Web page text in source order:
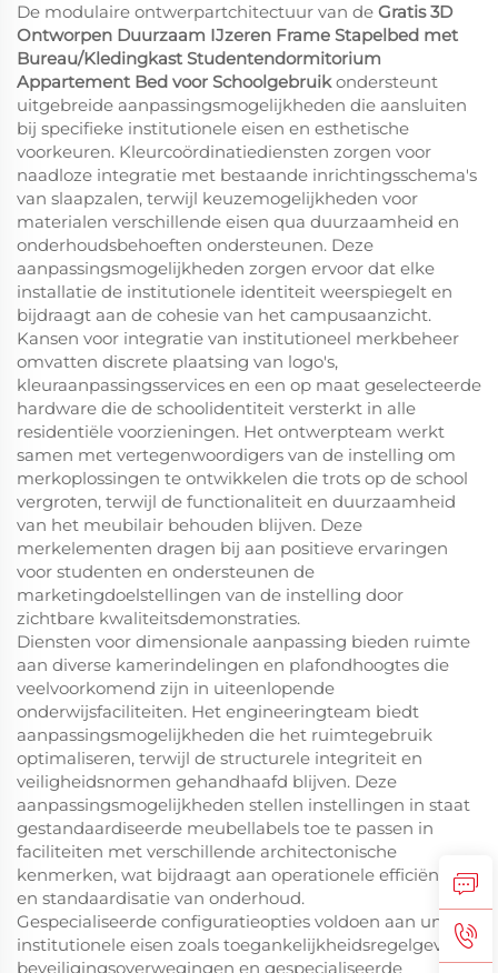
De modulaire ontwerpartchitectuur van de Gratis 3D
Ontworpen Duurzaam IJzeren Frame Stapelbed met
Bureau/Kledingkast Studentendormitorium
Appartement Bed voor Schoolgebruikondersteunt
uitgebreide aanpassingsmogelijkheden die aansluiten
bij specifieke institutionele eisen en esthetische
voorkeuren. Kleurcoördinatiediensten zorgen voor
naadloze integratie met bestaande inrichtingsschema's
van slaapzalen, terwijl keuzemogelijkheden voor
materialen verschillende eisen qua duurzaamheid en
onderhoudsbehoeften ondersteunen. Deze
aanpassingsmogelijkheden zorgen ervoor dat elke
installatie de institutionele identiteit weerspiegelt en
bijdraagt aan de cohesie van het campusaanzicht.
Kansen voor integratie van institutioneel merkbeheer
omvatten discrete plaatsing van logo's,
kleuraanpassingsservices en een op maat geselecteerde
hardware die de schoolidentiteit versterkt in alle
residentiële voorzieningen. Het ontwerpteam werkt
samen met vertegenwoordigers van de instelling om
merkoplossingen te ontwikkelen die trots op de school
vergroten, terwijl de functionaliteit en duurzaamheid
van het meubilair behouden blijven. Deze
merkelementen dragen bij aan positieve ervaringen
voor studenten en ondersteunen de
marketingdoelstellingen van de instelling door
zichtbare kwaliteitsdemonstraties.
Diensten voor dimensionale aanpassing bieden ruimte
aan diverse kamerindelingen en plafondhoogtes die
veelvoorkomend zijn in uiteenlopende
onderwijsfaciliteiten. Het engineeringteam biedt
aanpassingsmogelijkheden die het ruimtegebruik
optimaliseren, terwijl de structurele integriteit en
veiligheidsnormen gehandhaafd blijven. Deze
aanpassingsmogelijkheden stellen instellingen in staat
gestandaardiseerde meubellabels toe te passen in
faciliteiten met verschillende architectonische
kenmerken, wat bijdraagt aan operationele efficiëntie
en standaardisatie van onderhoud.
Gespecialiseerde configuratieopties voldoen aan unieke
institutionele eisen zoals toegankelijkheidsregelgeving,
beveiligingsoverwegingen en gespecialiseerde